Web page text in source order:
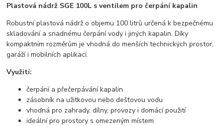
Plastová nádrž SGE 100L s ventilem pro čerpání kapalin
Robustní plastová nádrž o objemu 100 litrů určená k bezpečnému
skladování a snadnému čerpání vody i jiných kapalin. Díky
kompaktním rozměrům je vhodná do menších technických prostor,
garáží i mobilních aplikací.
Využití:
čerpání a přečerpávání kapalin
zásobník na užitkovou nebo dešťovou vodu
vhodná pro zahrady, dílny, provozy i domácí použití
ideální pro prostory s omezeným místem